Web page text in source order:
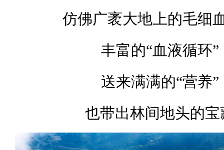
仿佛广袤大地上的毛细
丰富的“血液循环”
送来满满的“营养”
也带出林间地头的宝